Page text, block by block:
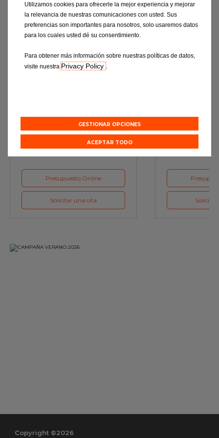
Descubre todo
Una verificación exhaustiva de su
vehículo según detalla el
Presupuesto Online
Solicitar una cita
funcionamiento
Copyright ©2026
Utilizamos cookies para ofrecerle la mejor experiencia y mejorar
la relevancia de nuestras comunicaciones con usted. Sus
preferencias son importantes para nosotros, solo usaremos datos
para los cuales usted dé su consentimiento.
Para obtener más información sobre nuestras políticas de datos,
visite nuestraPrivacy Policy .
GESTIONAR OPCIONES
ACEPTAR TODO